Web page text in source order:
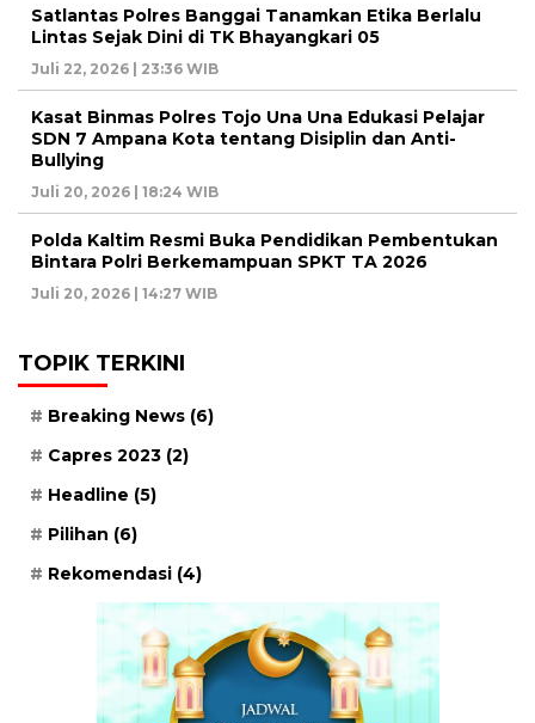
Satlantas Polres Banggai Tanamkan Etika Berlalu
Lintas Sejak Dini di TK Bhayangkari 05
Juli 22, 2026 | 23:36 WIB
Kasat Binmas Polres Tojo Una Una Edukasi Pelajar
SDN 7 Ampana Kota tentang Disiplin dan Anti-
Bullying
Juli 20, 2026 | 18:24 WIB
Polda Kaltim Resmi Buka Pendidikan Pembentukan
Bintara Polri Berkemampuan SPKT TA 2026
Juli 20, 2026 | 14:27 WIB
TOPIK TERKINI
Breaking News (6)
Capres 2023 (2)
Headline (5)
Pilihan (6)
Rekomendasi (4)